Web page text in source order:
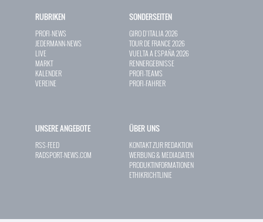
RUBRIKEN
PROFI-NEWS
JEDERMANN-NEWS
LIVE
MARKT
KALENDER
VEREINE
SONDERSEITEN
GIRO D`ITALIA 2026
TOUR DE FRANCE 2026
VUELTA A ESPAÑA 2026
RENNERGEBNISSE
PROFI-TEAMS
PROFI-FAHRER
UNSERE ANGEBOTE
RSS-FEED
RADSPORT-NEWS.COM
ÜBER UNS
KONTAKT ZUR REDAKTION
WERBUNG & MEDIADATEN
PRODUKTINFORMATIONEN
ETHIKRICHTLINIE